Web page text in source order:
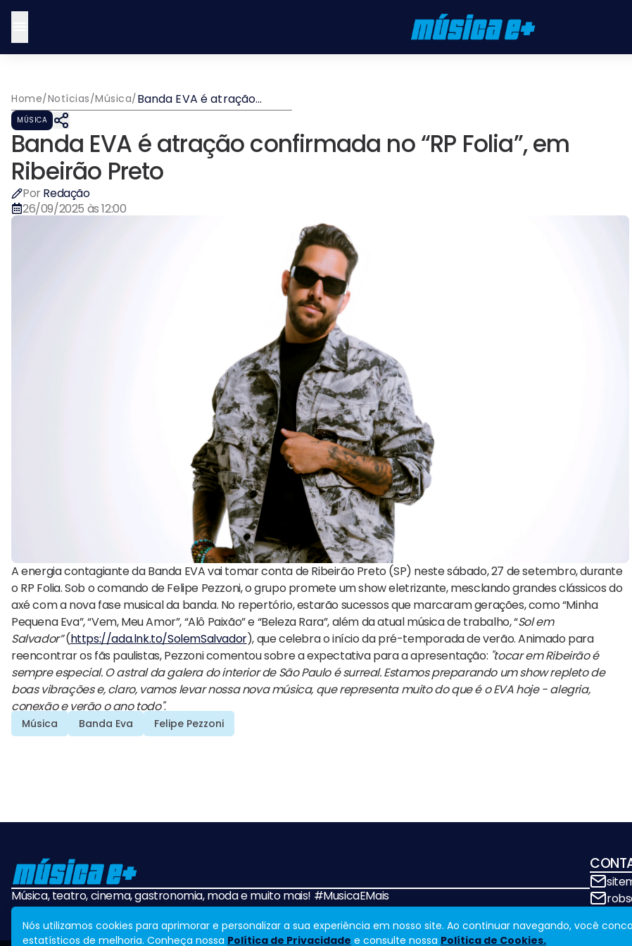
Home/Notícias/Música/Banda EVA é atração
confirmada no “RP Folia”,
MÚSICA
Banda EVA é atração confirmada no “RP Folia”, em
Ribeirão Preto
Por Redação
26/09/2025 às 12:00
A energia contagiante da Banda EVA vai tomar conta de Ribeirão Preto (SP) neste sábado, 27 de setembro, durante
o RP Folia. Sob o comando de Felipe Pezzoni, o grupo promete um show eletrizante, mesclando grandes clássicos do
axé com a nova fase musical da banda. No repertório, estarão sucessos que marcaram gerações, como “Minha
Pequena Eva”, “Vem, Meu Amor”, “Alô Paixão” e “Beleza Rara”, além da atual música de trabalho, “Sol em
Salvador”(https://ada.lnk.to/SolemSalvador), que celebra o início da pré-temporada de verão. Animado para
reencontrar os fãs paulistas, Pezzoni comentou sobre a expectativa para a apresentação: "tocar em Ribeirão é
sempre especial. O astral da galera do interior de São Paulo é surreal. Estamos preparando um show repleto de
boas vibrações e, claro, vamos levar nossa nova música, que representa muito do que é o EVA hoje - alegria,
conexão e verão o ano todo".
Música Banda Eva Felipe Pezzoni
Música, teatro, cinema, gastronomia, moda e muito mais! #MusicaEMais
Nós utilizamos cookies para aprimorar e personalizar a sua experiência em nosso site. Ao continuar navegando, você
estatísticos de melhoria. Conheça nossa Política de Privacidade e consulte nossa Política de Cookies.